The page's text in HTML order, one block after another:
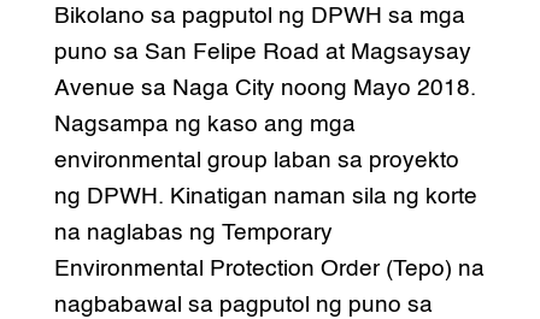
Bikolano sa pagputol ng DPWH sa mga
puno sa San Felipe Road at Magsaysay
Avenue sa Naga City noong Mayo 2018.
Nagsampa ng kaso ang mga
environmental group laban sa proyekto
ng DPWH. Kinatigan naman sila ng korte
na naglabas ng Temporary
Environmental Protection Order (Tepo) na
nagbabawal sa pagputol ng puno sa